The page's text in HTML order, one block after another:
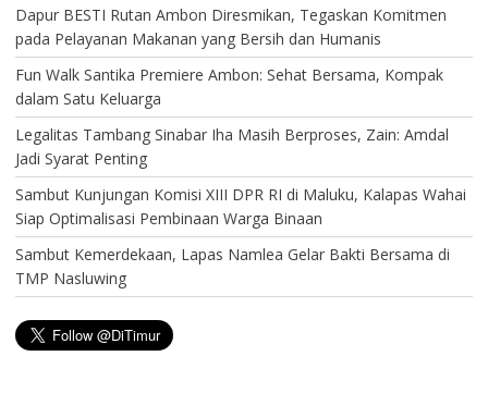
Dapur BESTI Rutan Ambon Diresmikan, Tegaskan Komitmen
pada Pelayanan Makanan yang Bersih dan Humanis
Fun Walk Santika Premiere Ambon: Sehat Bersama, Kompak
dalam Satu Keluarga
Legalitas Tambang Sinabar Iha Masih Berproses, Zain: Amdal
Jadi Syarat Penting
Sambut Kunjungan Komisi XIII DPR RI di Maluku, Kalapas Wahai
Siap Optimalisasi Pembinaan Warga Binaan
Sambut Kemerdekaan, Lapas Namlea Gelar Bakti Bersama di
TMP Nasluwing